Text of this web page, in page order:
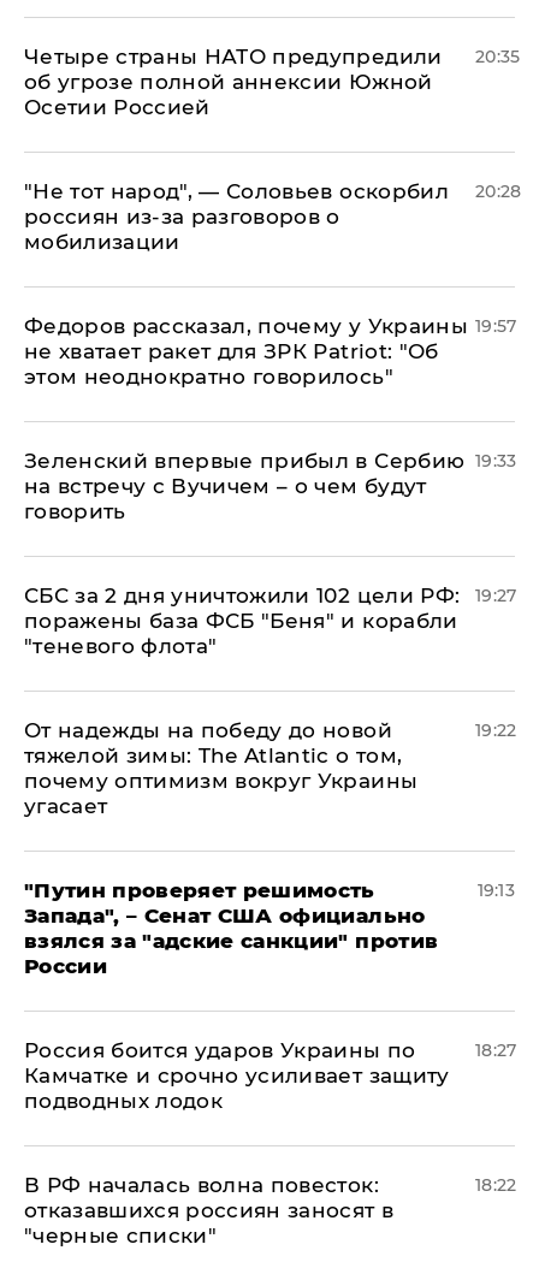
Четыре страны НАТО предупредили
об угрозе полной аннексии Южной
Осетии Россией
20:35
​"Не тот народ", — Соловьев оскорбил
россиян из-за разговоров о
мобилизации
20:28
Федоров рассказал, почему у Украины
не хватает ракет для ЗРК Patriot: "Об
этом неоднократно говорилось"
19:57
Зеленский впервые прибыл в Сербию
на встречу с Вучичем – о чем будут
говорить
19:33
СБС за 2 дня уничтожили 102 цели РФ:
поражены база ФСБ "Беня" и корабли
"теневого флота"
19:27
От надежды на победу до новой
тяжелой зимы: The Atlantic о том,
почему оптимизм вокруг Украины
угасает
19:22
"Путин проверяет решимость
Запада", – Сенат США официально
взялся за "адские санкции" против
России
19:13
Россия боится ударов Украины по
Камчатке и срочно усиливает защиту
подводных лодок
18:27
​В РФ началась волна повесток:
отказавшихся россиян заносят в
"черные списки"
18:22